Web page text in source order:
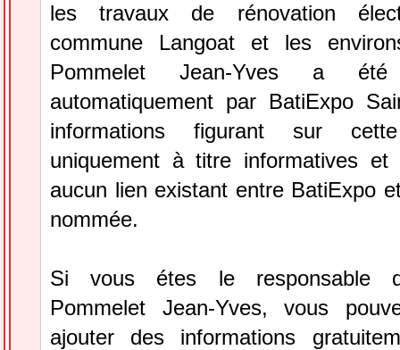
les travaux de rénovation
commune Langoat et les
Pommelet Jean-Yves a été
automatiquement par BatiExpo
informations figurant sur
uniquement à titre informatives et
aucun lien existant entre BatiExpo
nommée.
Si vous étes le responsable
Pommelet Jean-Yves, vous
ajouter des informations